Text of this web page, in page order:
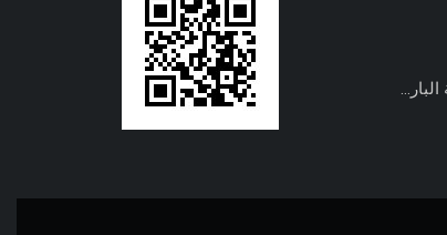
آلة تشكيل اللفة الباردة